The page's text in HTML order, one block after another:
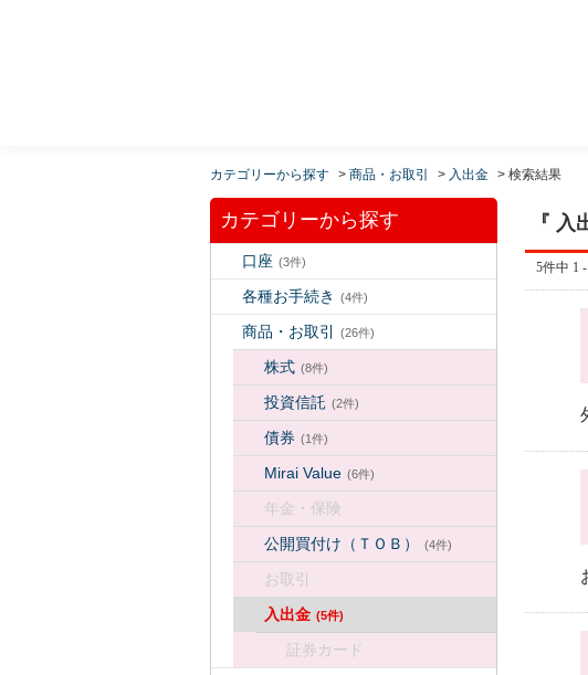
カテゴリーから探す > 商品・お取引 > 入出金 > 検索結果
カテゴリーから探す
口座 (3件)
各種お手続き (4件)
商品・お取引 (26件)
株式 (8件)
投資信託 (2件)
債券 (1件)
Mirai Value (6件)
年金・保険
公開買付け（ＴＯＢ）
(4件)
お取引
入出金 (5件)
証券カード
『
5件中 1